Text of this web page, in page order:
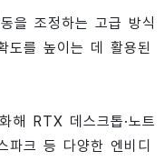
을 조정하는 고급 방식
도를 높이는 데 활용된
해 RTX 데스크톱·노트
크 등 다양한 엔비디